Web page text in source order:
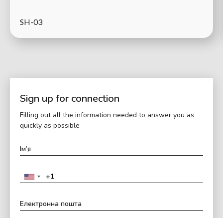
SH-03
Sign up for connection
Filling out all the information needed to answer you as
quickly as possible